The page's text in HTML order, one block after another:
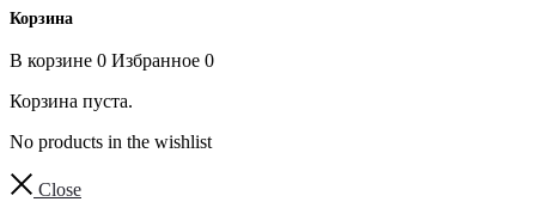
Корзина
В корзине 0 Избранное 0
Корзина пуста.
No products in the wishlist
Close